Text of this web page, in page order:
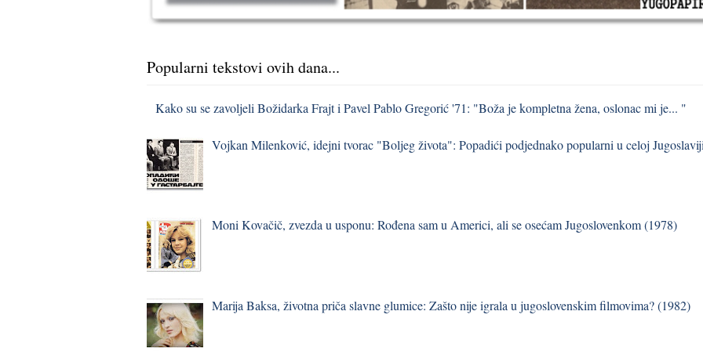
Popularni tekstovi ovih dana...
Kako su se zavoljeli Božidarka Frajt i Pavel Pablo Gregorić '71: "Boža je kompletna žena, oslonac mi je... "
Vojkan Milenković, idejni tvorac "Boljeg života": Popadići podjednako popularni u celoj
Moni Kovačič, zvezda u usponu: Rođena sam u Americi, ali se osećam Jugoslovenkom (1978)
Marija Baksa, životna priča slavne glumice: Zašto nije igrala u jugoslovenskim filmovima? (1982)